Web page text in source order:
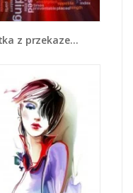
z przekazem - GR400